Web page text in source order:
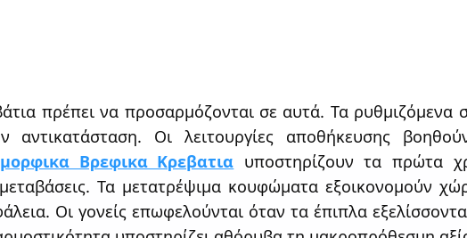
πρέπει να προσαρμόζονται σε αυτά. Τα ρυθμιζόμενα
Οι λειτουργίες αποθήκευσης
Βρεφικα Κρεβατια υποστηρίζουν τα πρώτα
Τα μετατρέψιμα κουφώματα εξοικονομούν
Οι γονείς επωφελούνται όταν τα έπιπλα